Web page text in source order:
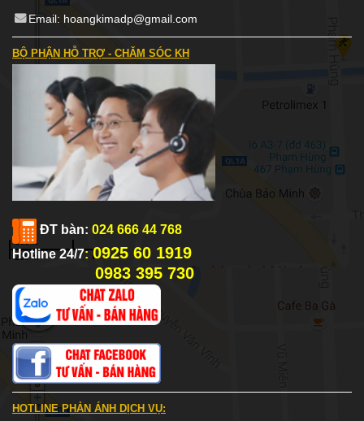
Email: hoangkimadp@gmail.com
BỘ PHẬN HỖ TRỢ - CHĂM SÓC KH
ĐT bàn: 024 666 44 768
Hotline 24/7: 0925 60 1919
0983 395 730
HOTLINE PHẢN ÁNH DỊCH VỤ: